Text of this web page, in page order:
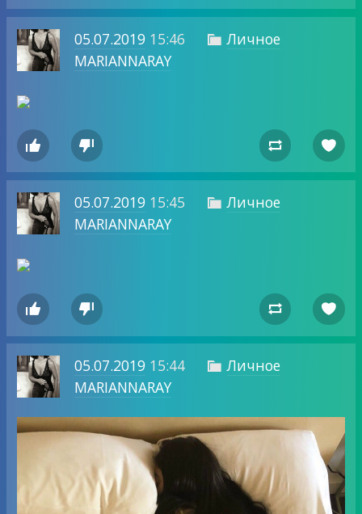
05.07.201915:46  Личное
MARIANNARAY
   
05.07.201915:45  Личное
MARIANNARAY
   
05.07.201915:44  Личное
MARIANNARAY